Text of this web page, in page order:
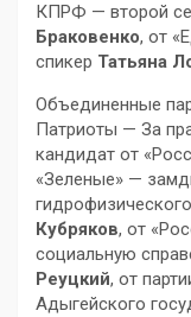
КПРФ — второй
Браковенко, от
спикер Татьяна
Объединенные
Патриоты — За
кандидат от
«Зеленые» —
Кубряков, от
социальную
Реуцкий, от
Адыгейского